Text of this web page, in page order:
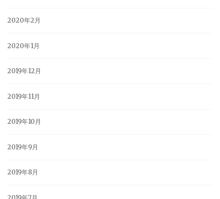
2020年2月
2020年1月
2019年12月
2019年11月
2019年10月
2019年9月
2019年8月